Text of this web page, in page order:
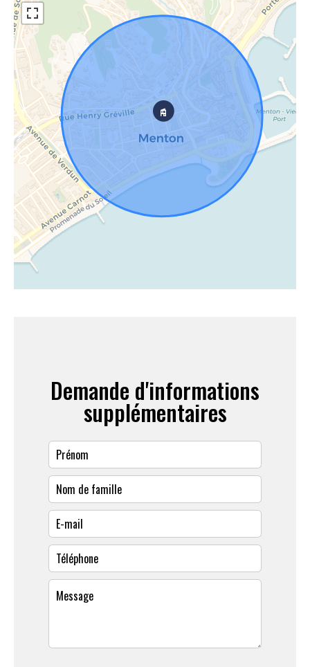
Demande d'informations
supplémentaires